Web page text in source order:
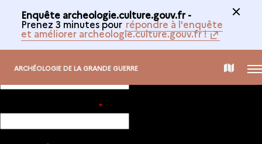
Enquête archeologie.culture.gouv.fr -
Prenez 3 minutes pour répondre à l'enquête
et améliorer archeologie.culture.gouv.fr !
ARCHÉOLOGIE DE LA GRANDE GUERRE INTERAKTIVE
Ihr Name*